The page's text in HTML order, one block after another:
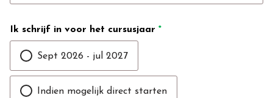
Ik schrijf in voor het cursusjaar *
Sept 2026 - jul 2027
Indien mogelijk direct starten